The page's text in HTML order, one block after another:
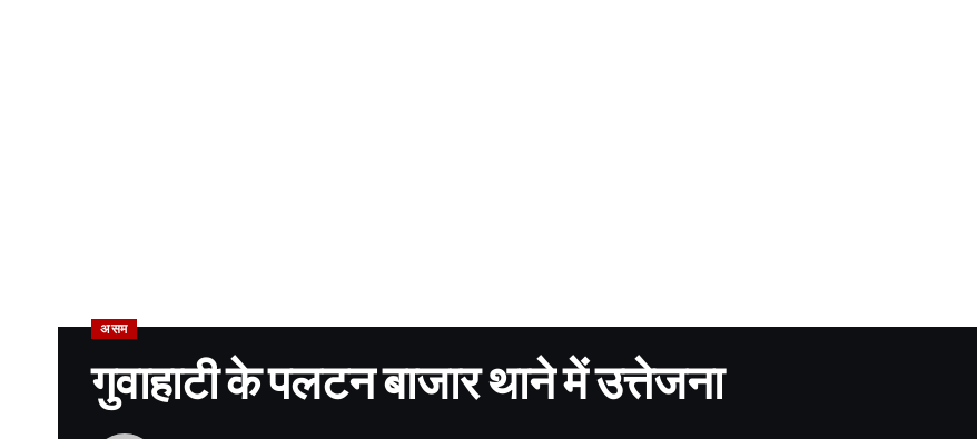
असम
गुवाहाटी के पलटन बाजार थाने में उत्तेजना